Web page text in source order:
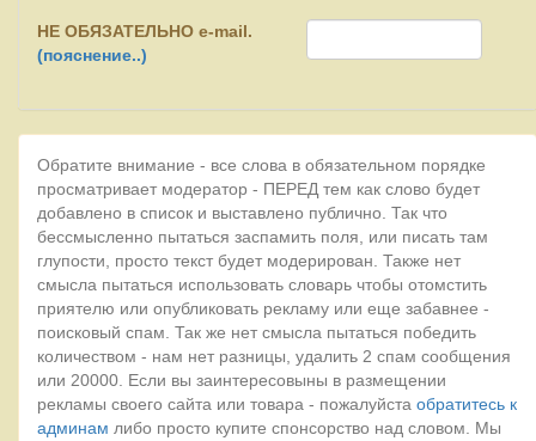
НЕ ОБЯЗАТЕЛЬНО e-mail.
(пояснение..)
Обратите внимание - все слова в обязательном порядке
просматривает модератор - ПЕРЕД тем как слово будет
добавлено в список и выставлено публично. Так что
бессмысленно пытаться заспамить поля, или писать там
глупости, просто текст будет модерирован. Также нет
смысла пытаться использовать словарь чтобы отомстить
приятелю или опубликовать рекламу или еще забавнее -
поисковый спам. Так же нет смысла пытаться победить
количеством - нам нет разницы, удалить 2 спам сообщения
или 20000. Если вы заинтересовыны в размещении
рекламы своего сайта или товара - пожалуйста обратитесь к
админам либо просто купите спонсорство над словом. Мы